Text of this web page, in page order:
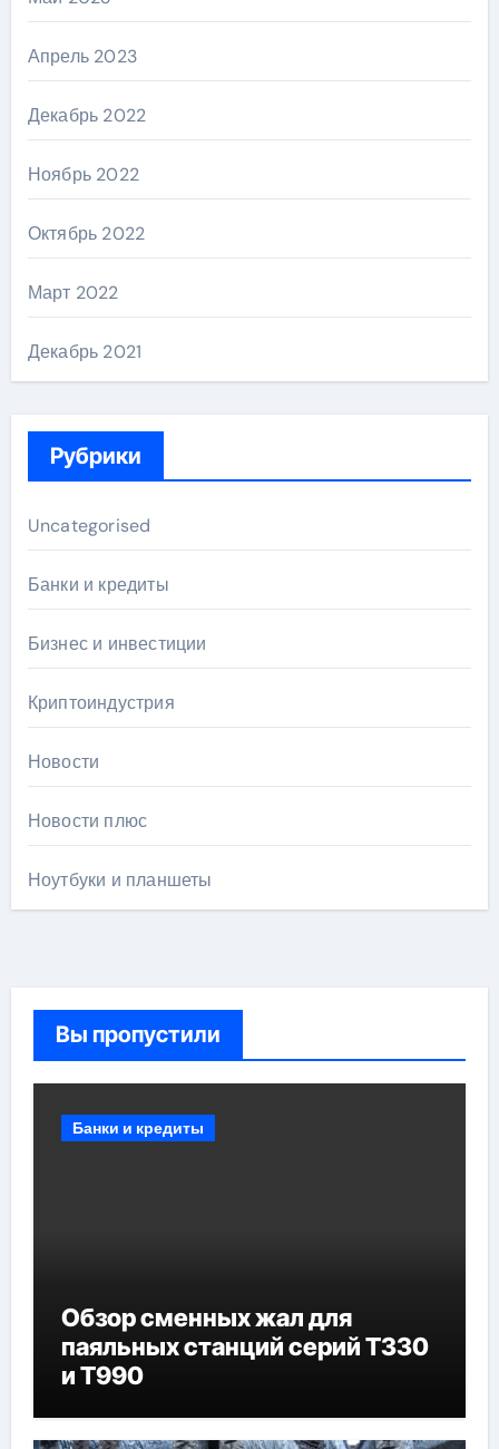
Апрель 2023
Декабрь 2022
Ноябрь 2022
Октябрь 2022
Март 2022
Декабрь 2021
Рубрики
Uncategorised
Банки и кредиты
Бизнес и инвестиции
Криптоиндустрия
Новости
Новости плюс
Ноутбуки и планшеты
Вы пропустили
Банки и кредиты
Обзор сменных жал для
паяльных станций серий T330
и T990